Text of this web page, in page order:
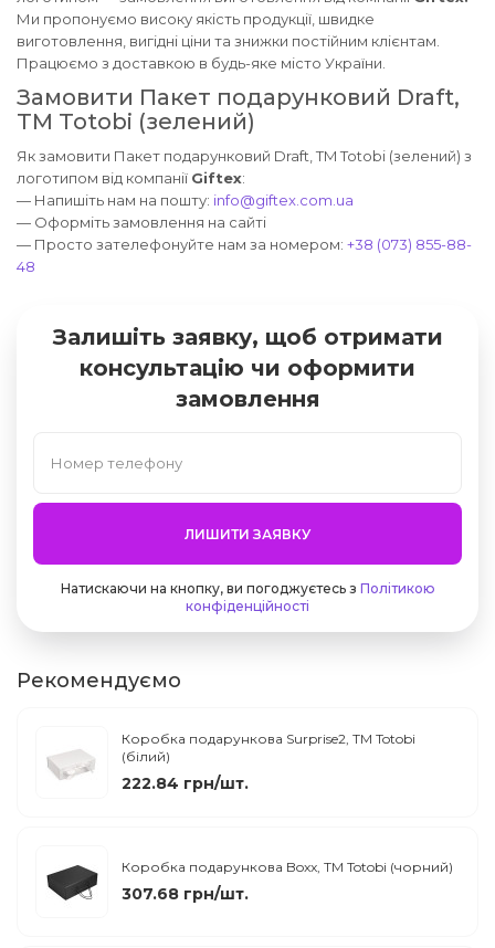
Ми пропонуємо високу якість продукції, швидке
виготовлення, вигідні ціни та знижки постійним клієнтам.
Працюємо з доставкою в будь-яке місто України.
Замовити Пакет подарунковий Draft,
TM Totobi (зелений)
Як замовити Пакет подарунковий Draft, TM Totobi (зелений) з
логотипом від компанії Giftex:
— Напишіть нам на пошту: info@giftex.com.ua
— Оформіть замовлення на сайті
— Просто зателефонуйте нам за номером: +38 (073) 855-88-
48
Залишіть заявку, щоб отримати
консультацію чи оформити
замовлення
ЛИШИТИ ЗАЯВКУ
Натискаючи на кнопку, ви погоджуєтесь з Політикою
конфіденційності
Рекомендуємо
Коробка подарункова Surprise2, ТМ Totobi
(білий)
222.84 грн/шт.
Коробка подарункова Boxx, TM Totobi (чорний)
307.68 грн/шт.